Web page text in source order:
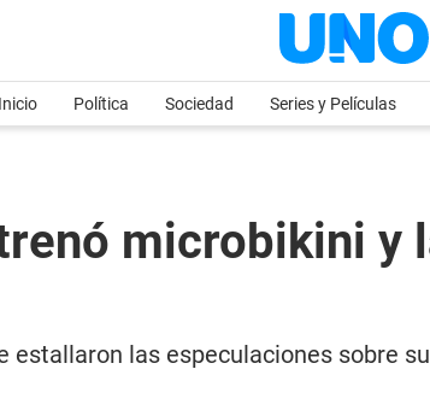
Inicio Política Sociedad Series y Películas
microbikini y
estallaron las especulaciones sobre